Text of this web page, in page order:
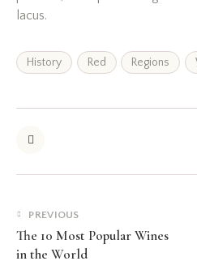
lacus.
History Red Regions
PREVIOUS
The 10 Most Popular Wines
in the World